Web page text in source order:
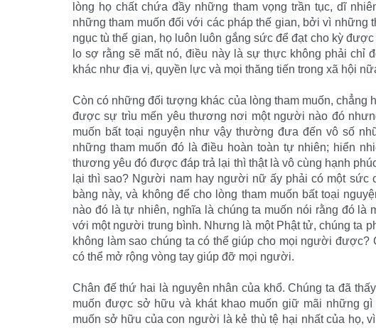
lòng họ chất chứa đầy những tham vọng trần tục, dĩ
những tham muốn đối với các pháp thế gian, bởi vì những
ngục tù thế gian, họ luôn luôn gắng sức để đạt cho kỳ
lo sợ rằng sẽ mất nó, điều này là sự thực không phải chỉ
khác như địa vị, quyền lực và mọi thăng tiến trong xã hội
Còn có những đối tượng khác của lòng tham muốn,
được sự trìu mến yêu thương nơi một người nào đó
muốn bất toại nguyện như vậy thường đưa đến vô số
những tham muốn đó là điều hoàn toàn tự nhiên; hiển
thương yêu đó được đáp trả lại thì thật là vô cùng hạnh
lại thì sao? Người nam hay người nữ ấy phải có một
bàng này, và không để cho lòng tham muốn bất toại
nào đó là tự nhiên, nghĩa là chúng ta muốn nói rằng đó là
với một người trung bình. Nhưng là một Phật tử, chúng ta
không làm sao chúng ta có thể giúp cho mọi người
có thể mở rộng vòng tay giúp đỡ mọi người.
Chân đế thứ hai là nguyên nhân của khổ. Chúng ta đã
muốn được sở hữu và khát khao muốn giữ mãi những
muốn sở hữu của con người là kẻ thù tệ hại nhất của họ,